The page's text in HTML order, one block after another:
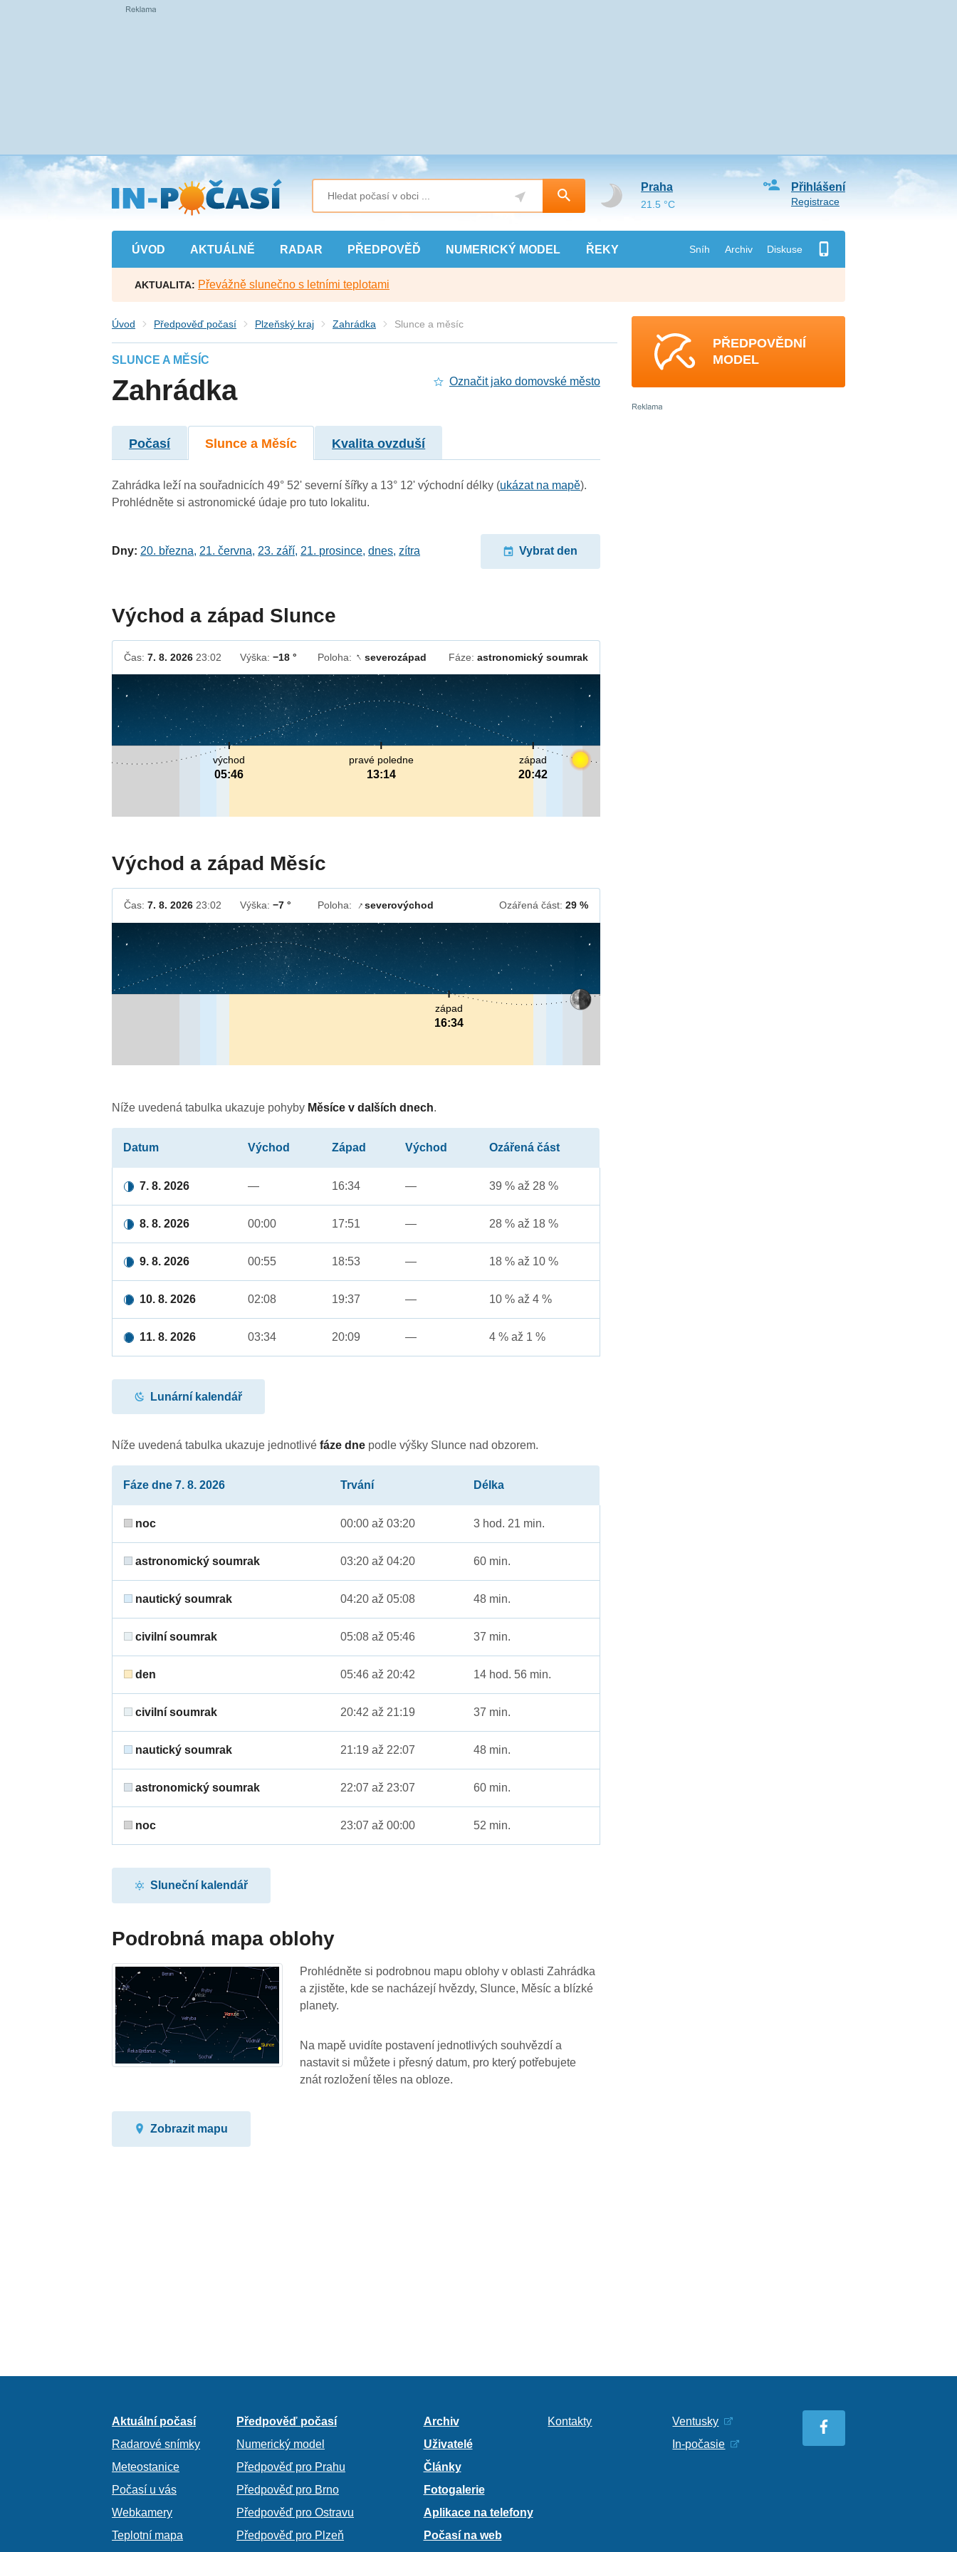
Přejít
na
hlavní
obsah
ÚVOD AKTUÁLNĚ RADAR PŘEDPOVĚĎ NUMERICKÝ MODEL ŘEKY Sníh Archiv Diskuse
Přihlášení
Registrace
Praha
21.5 °C
AKTUALITA: Převážně slunečno s letními teplotami
Úvod Předpověď počasí Plzeňský kraj Zahrádka Slunce a měsíc
SLUNCE A MĚSÍC
Zahrádka Označit jako domovské město
Počasí Slunce a Měsíc Kvalita ovzduší
Zahrádka leží na souřadnicích 49° 52' severní šířky a 13° 12' východní délky (ukázat na mapě).
Prohlédněte si astronomické údaje pro tuto lokalitu.
Dny: 20. března, 21. června, 23. září, 21. prosince,dnes,zítra Vybrat den
Východ a západ Slunce
Čas:7. 8. 2026 23:02 Výška:−18 ° Poloha: ↓ severozápad Fáze: astronomický soumrak
pravé poledne
13:14
východ
05:46
západ
20:42
Východ a západ Měsíc
Čas:7. 8. 2026 23:02 Výška:−7 ° Poloha: ↓severovýchod Ozářená část: 29 %
západ
16:34
Níže uvedená tabulka ukazuje pohyby Měsíce v dalších dnech.
Datum Východ Západ Východ Ozářená část
7. 8. 2026 — 16:34 — 39 % až 28 %
8. 8. 2026 00:00 17:51 — 28 % až 18 %
9. 8. 2026 00:55 18:53 — 18 % až 10 %
10. 8. 2026 02:08 19:37 — 10 % až 4 %
11. 8. 2026 03:34 20:09 — 4 % až 1 %
Lunární kalendář
Níže uvedená tabulka ukazuje jednotlivéfáze dne podle výšky Slunce nad obzorem.
Fáze dne 7. 8. 2026 Trvání Délka
noc 00:00 až 03:20 3 hod. 21 min.
astronomický soumrak 03:20 až 04:20 60 min.
nautický soumrak 04:20 až 05:08 48 min.
civilní soumrak 05:08 až 05:46 37 min.
den 05:46 až 20:42 14 hod. 56 min.
civilní soumrak 20:42 až 21:19 37 min.
nautický soumrak 21:19 až 22:07 48 min.
astronomický soumrak 22:07 až 23:07 60 min.
noc 23:07 až 00:00 52 min.
Sluneční kalendář
Podrobná mapa oblohy
Prohlédněte si podrobnou mapu oblohy v oblasti Zahrádka
a zjistěte, kde se nacházejí hvězdy, Slunce, Měsíc a blízké
planety.
Na mapě uvidíte postavení jednotlivých souhvězdí a
nastavit si můžete i přesný datum, pro který potřebujete
znát rozložení těles na obloze.
Zobrazit mapu
PŘEDPOVĚDNÍ
MODEL
Aktuální počasí
Radarové snímky
Meteostanice
Počasí u vás
Webkamery
Teplotní mapa
Předpověď počasí
Numerický model
Předpověď pro Prahu
Předpověď pro Brno
Předpověď pro Ostravu
Předpověď pro Plzeň
Archiv
Uživatelé
Články
Fotogalerie
Aplikace na telefony
Počasí na web
Kontakty
Ventusky
In-počasie